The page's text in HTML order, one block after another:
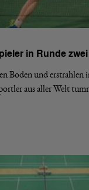
in Runde zwei
Boden und erstrahlen
aus aller Welt